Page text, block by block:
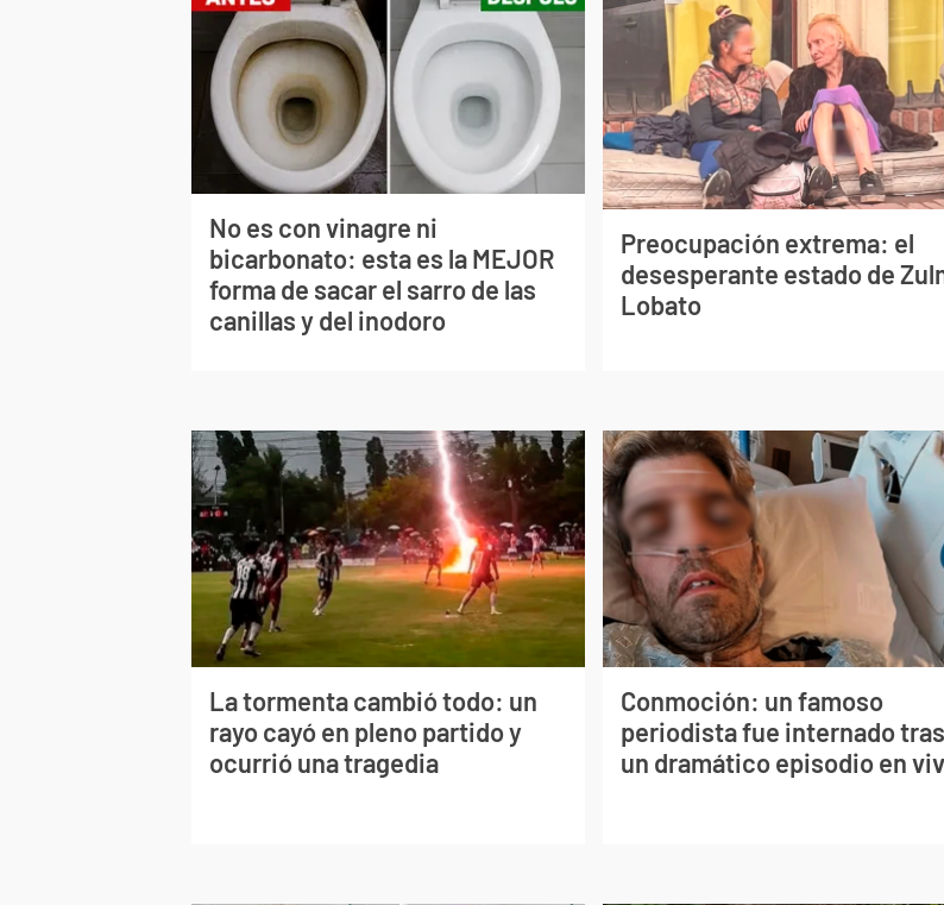
No es con vinagre ni
bicarbonato: esta es la MEJOR
forma de sacar el sarro de las
canillas y del inodoro
Preocupación extrema: el
desesperante estado de
Lobato
La tormenta cambió todo: un
rayo cayó en pleno partido y
ocurrió una tragedia
Conmoción: un famoso
periodista fue internado tras
un dramático episodio en